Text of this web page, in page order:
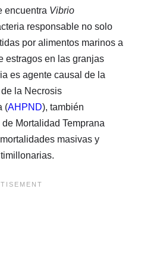
encuentra Vibrio
responsable no solo
por alimentos marinos a
estragos en las granjas
es agente causal de la
la Necrosis
(AHPND), también
Mortalidad Temprana
masivas y